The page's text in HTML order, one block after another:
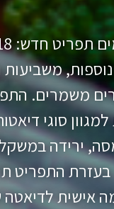
נוספות,
משמרים.
סוגי
ירידה
בעזרת התפריט
אישית